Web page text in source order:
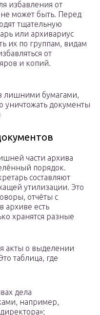
избавления от
может быть. Перед
тщательную
или архивариус
их по группам, видам
от
и копий.
лишними бумагами,
уничтожать документы
части архива
порядок.
составляют
утилизации. Это
отчёты с
архиве есть
хранятся разные
акты о выделении
таблица, где
дела
например,